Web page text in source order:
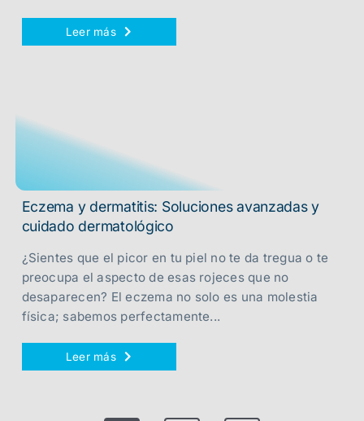
Leer más
Eczema y dermatitis: Soluciones avanzadas y
cuidado dermatológico
¿Sientes que el picor en tu piel no te da tregua o te
preocupa el aspecto de esas rojeces que no
desaparecen? El eczema no solo es una molestia
física; sabemos perfectamente...
Leer más